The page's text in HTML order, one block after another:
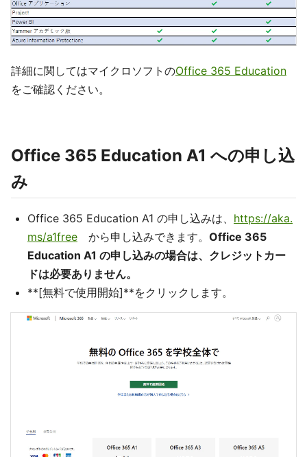
詳細に関してはマイクロソフトのOffice 365 Education
をご確認ください。
Office 365 Education A1 への申し込
み
Office 365 Education A1 の申し込みは、 https://aka.
ms/a1free から申し込みできます。 Office 365
Education A1 の申し込みの場合は、クレジットカー
ドは必要ありません。
**[無料で使用開始]**をクリックします。